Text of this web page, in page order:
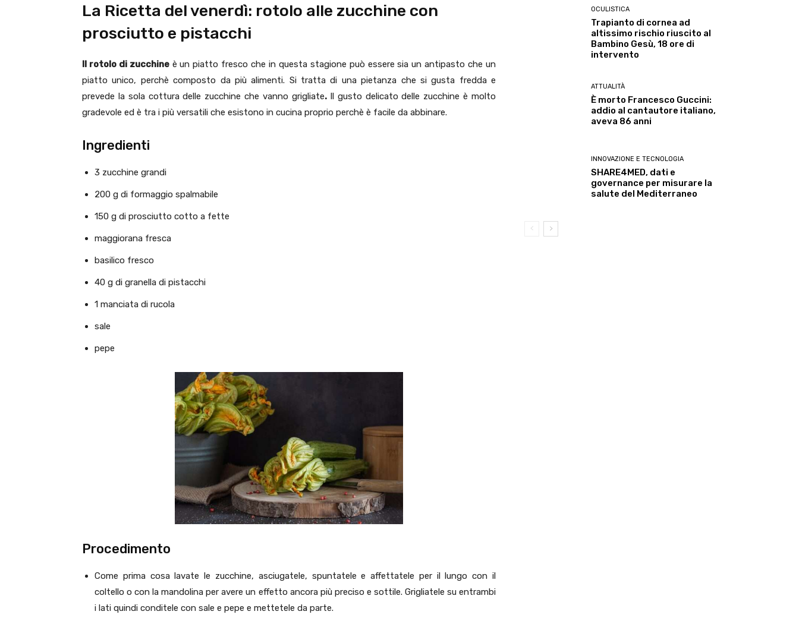
La Ricetta del venerdì: rotolo alle zucchine con
prosciutto e pistacchi
Il rotolo di zucchineè un piatto fresco che in questa stagione può essere sia un antipasto che un
piatto unico, perchè composto da più alimenti. Si tratta di una pietanza che si gusta fredda e
prevede la sola cottura delle zucchine che vanno grigliate. Il gusto delicato delle zucchine è molto
gradevole ed è tra i più versatili che esistono in cucina proprio perchè è facile da abbinare.
Ingredienti
3 zucchine grandi
200 g di formaggio spalmabile
150 g di prosciutto cotto a fette
maggiorana fresca
basilico fresco
40 g di granella di pistacchi
1 manciata di rucola
sale
pepe
Procedimento
Come prima cosa lavate le zucchine, asciugatele, spuntatele e affettatele per il lungo con il
coltello o con la mandolina per avere un effetto ancora più preciso e sottile. Grigliatele su entrambi
i lati quindi conditele con sale e pepe e mettetele da parte.
OCULISTICA
Trapianto di cornea ad
altissimo rischio riuscito al
Bambino Gesù, 18 ore di
intervento
ATTUALITÀ
È morto Francesco Guccini:
addio al cantautore italiano,
aveva 86 anni
INNOVAZIONE E TECNOLOGIA
SHARE4MED, dati e
governance per misurare la
salute del Mediterraneo